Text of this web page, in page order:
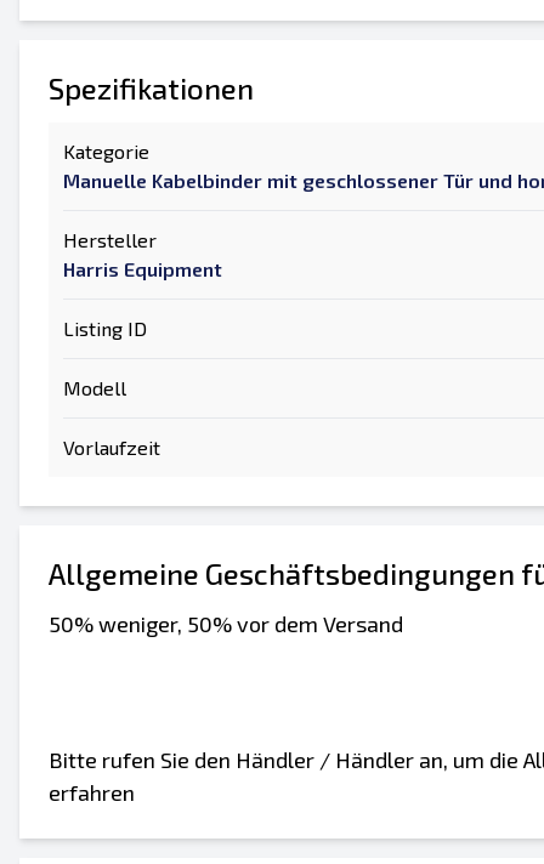
Spezifikationen
Kategorie
Manuelle Kabelbinder mit geschlossener Tür und
Hersteller
Harris Equipment
Listing ID
Modell
Vorlaufzeit
Allgemeine Geschäftsbedingungen
50% weniger, 50% vor dem Versand
Bitte rufen Sie den Händler / Händler an, um die
erfahren